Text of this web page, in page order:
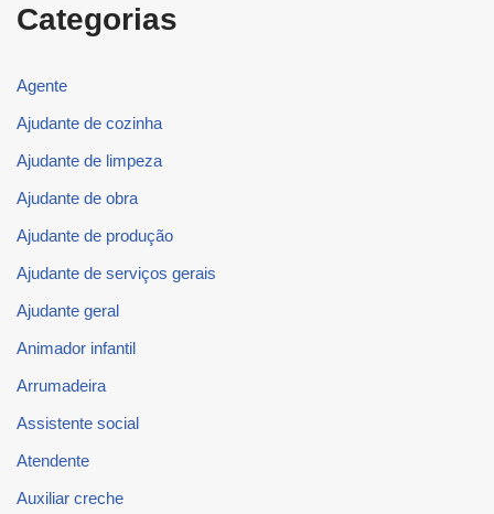
Categorias
Agente
Ajudante de cozinha
Ajudante de limpeza
Ajudante de obra
Ajudante de produção
Ajudante de serviços gerais
Ajudante geral
Animador infantil
Arrumadeira
Assistente social
Atendente
Auxiliar creche